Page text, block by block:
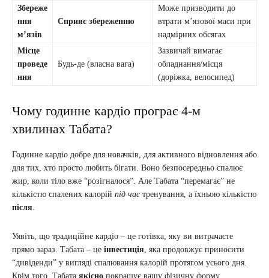
Збереже
ння
м’язів
Сприяє збереженню
Може призводити до
втрати м’язової маси при
надмірних обсягах
Місце
проведе
ння
Будь-де (власна вага)
Зазвичай вимагає
обладнання/місця
(доріжка, велосипед)
Чому годинне кардіо програє 4-м
хвилинах Табата?
Годинне кардіо добре для новачків, для активного відновлення або
для тих, хто просто любить бігати. Воно безпосередньо спалює
жир, коли тіло вже “розігналося”. Але Табата “перемагає” не
кількістю спалених калорій під час тренування, а їхньою кількістю
після
Уявіть, що традиційне кардіо – це готівка, яку ви витрачаєте
прямо зараз. Табата – це інвестиція , яка продовжує приносити
“дивіденди” у вигляді спалювання калорій протягом усього дня.
Крім того, Табата якісно покращує вашу фізичну форму,